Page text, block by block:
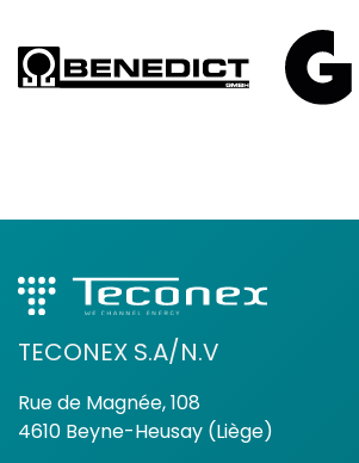
TECONEX S.A/N.V
Rue de Magnée, 108
4610 Beyne-Heusay (Liège)